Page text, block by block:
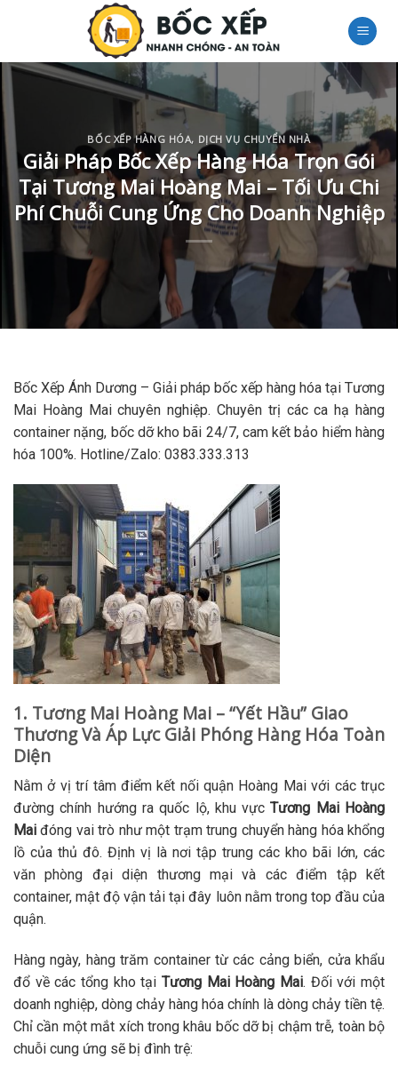
BỐC XẾP HÀNG HÓA, DỊCH VỤ CHUYỂN NHÀ
Giải Pháp Bốc Xếp Hàng Hóa Trọn Gói
Tại Tương Mai Hoàng Mai – Tối Ưu Chi
Phí Chuỗi Cung Ứng Cho Doanh Nghiệp
Bốc Xếp Ánh Dương – Giải pháp bốc xếp hàng hóa tại Tương
Mai Hoàng Mai chuyên nghiệp. Chuyên trị các ca hạ hàng
container nặng, bốc dỡ kho bãi 24/7, cam kết bảo hiểm hàng
hóa 100%. Hotline/Zalo: 0383.333.313
1. Tương Mai Hoàng Mai – “Yết Hầu” Giao
Thương Và Áp Lực Giải Phóng Hàng Hóa Toàn
Diện
Nằm ở vị trí tâm điểm kết nối quận Hoàng Mai với các trục
đường chính hướng ra quốc lộ, khu vựcTương Mai Hoàng
Mai đóng vai trò như một trạm trung chuyển hàng hóa khổng
lồ của thủ đô. Định vị là nơi tập trung các kho bãi lớn, các
văn phòng đại diện thương mại và các điểm tập kết
container, mật độ vận tải tại đây luôn nằm trong top đầu của
quận.
Hàng ngày, hàng trăm container từ các cảng biển, cửa khẩu
đổ về các tổng kho tại Tương Mai Hoàng Mai. Đối với một
doanh nghiệp, dòng chảy hàng hóa chính là dòng chảy tiền tệ.
Chỉ cần một mắt xích trong khâu bốc dỡ bị chậm trễ, toàn bộ
chuỗi cung ứng sẽ bị đình trệ: